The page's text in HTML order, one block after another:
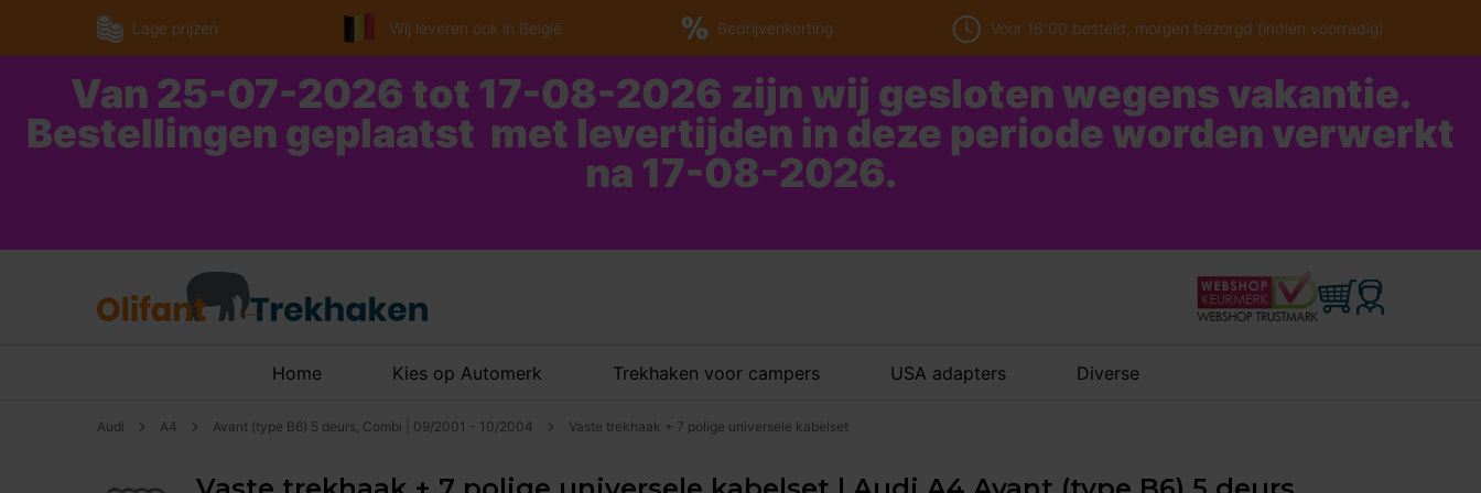
Lage prijzen Wij leveren ook in België Bedrijvenkorting Voor 16:00 besteld, morgen bezorgd (indien voorradig)
Van 25-07-2026 tot 17-08-2026 zijn wij gesloten wegens vakantie.
Bestellingen geplaatst met levertijden in deze periode worden verwerkt
na 17-08-2026.
Home Kies op Automerk Trekhaken voor campers USA adapters Diverse
Audi A4 Avant (type B6) 5 deurs, Combi | 09/2001 - 10/2004 Vaste trekhaak + 7 polige universele kabelset